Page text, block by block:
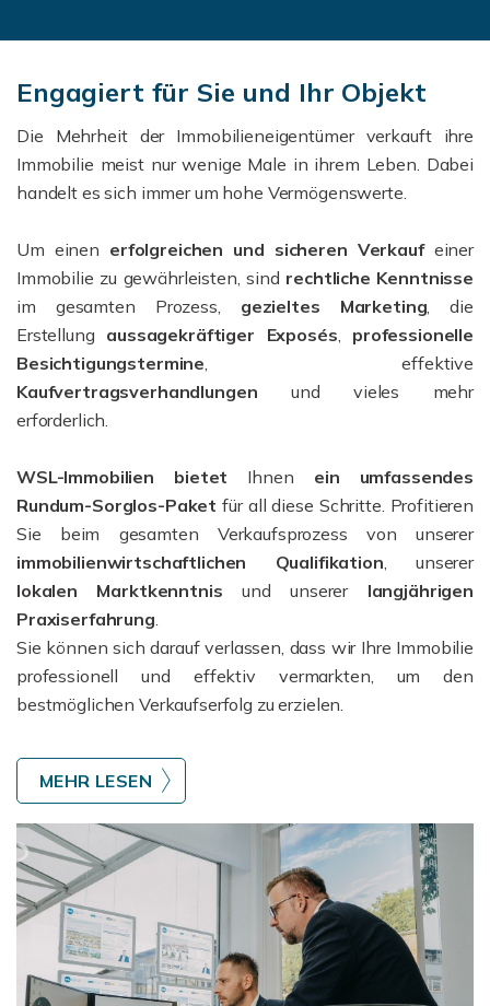
Engagiert für Sie und Ihr Objekt
Die Mehrheit der Immobilieneigentümer verkauft ihre
Immobilie meist nur wenige Male in ihrem Leben. Dabei
handelt es sich immer um hohe Vermögenswerte.
Um einen erfolgreichen und sicheren Verkaufeiner
Immobilie zu gewährleisten, sind rechtliche Kenntnisse
im gesamten Prozess, gezieltes Marketing , die
Erstellung aussagekräftiger Exposés
professionelle
Besichtigungstermine , effektive
Kaufvertragsverhandlungen und vieles mehr
erforderlich.
WSL-Immobilien bietet Ihnen ein umfassendes
Rundum-Sorglos-Paket für all diese Schritte. Profitieren
Sie beim gesamten Verkaufsprozess von unserer
immobilienwirtschaftlichen Qualifikation , unserer
lokalen Marktkenntnis und unserer langjährigen
Praxiserfahrung
Sie können sich darauf verlassen, dass wir Ihre Immobilie
professionell und effektiv vermarkten, um den
bestmöglichen Verkaufserfolg zu erzielen.
MEHR LESEN